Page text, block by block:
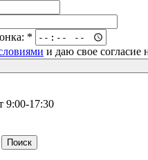
*
и даю свое согласие
17:30